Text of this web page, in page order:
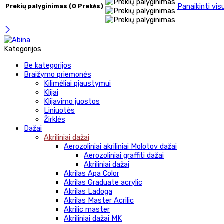
Prekių palyginimas (0 Prekės) Panaikinti
Kategorijos
Be kategorijos
Braižymo priemonės
Kilimėliai pjaustymui
Klijai
Klijavimo juostos
Liniuotės
Žirklės
Dažai
Akriliniai dažai
Aerozoliniai akriliniai Molotov dažai
Aerozoliniai graffiti dažai
Akriliniai dažai
Akrilas Apa Color
Akrilas Graduate acrylic
Akrilas Ladoga
Akrilas Master Acrilic
Akrilic master
Akriliniai dažai MK